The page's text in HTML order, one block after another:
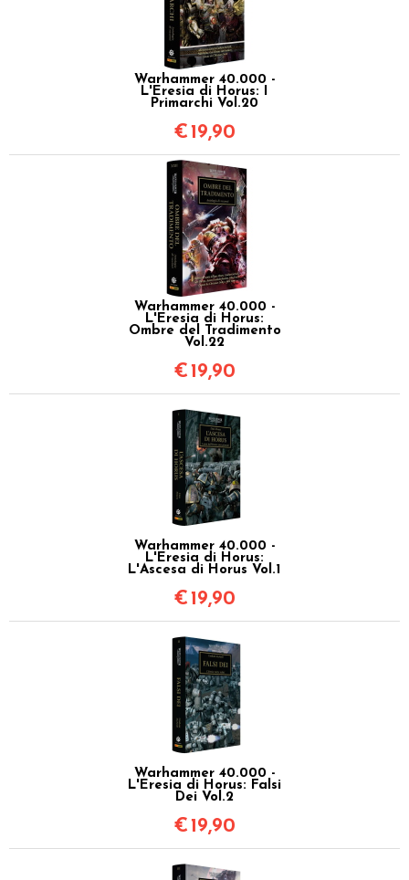
Warhammer 40.000 -
L'Eresia di Horus: I
Primarchi Vol.20
€ 19,90
Warhammer 40.000 -
L'Eresia di Horus:
Ombre del Tradimento
Vol.22
€ 19,90
Warhammer 40.000 -
L'Eresia di Horus:
L'Ascesa di Horus Vol.1
€ 19,90
Warhammer 40.000 -
L'Eresia di Horus: Falsi
Dei Vol.2
€ 19,90